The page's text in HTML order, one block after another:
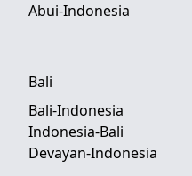
Abui-Indonesia
Bali
Bali-Indonesia
Indonesia-Bali
Devayan-Indonesia